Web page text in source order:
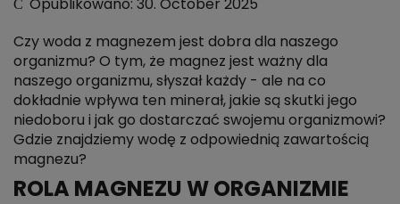
Opublikowano: 30. October 2025
Czy woda z magnezem jest dobra dla naszego
organizmu? O tym, że magnez jest ważny dla
naszego organizmu, słyszał każdy - ale na co
dokładnie wpływa ten minerał, jakie są skutki jego
niedoboru i jak go dostarczać swojemu organizmowi?
Gdzie znajdziemy wodę z odpowiednią zawartością
magnezu?
ROLA MAGNEZU W ORGANIZMIE